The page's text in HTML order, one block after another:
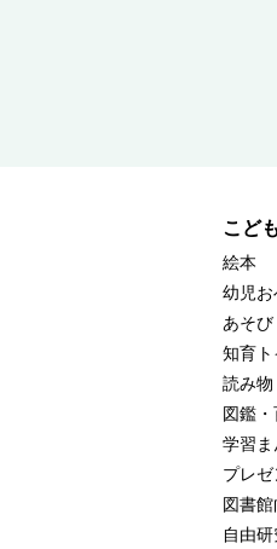
こど
絵本
幼児お
あそ
知育
読み物
図鑑
学習ま
プレ
図書館
自由